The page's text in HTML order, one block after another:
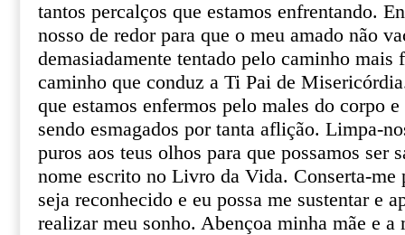
tantos percalços que estamos enfrentando.
nosso de redor para que o meu amado não
demasiadamente tentado pelo caminho mais
caminho que conduz a Ti Pai de
que estamos enfermos pelo males do corpo
sendo esmagados por tanta aflição. Limpa-
puros aos teus olhos para que possamos ser
nome escrito no Livro da Vida. Conserta-me
seja reconhecido e eu possa me sustentar e
realizar meu sonho. Abençoa minha mãe e a